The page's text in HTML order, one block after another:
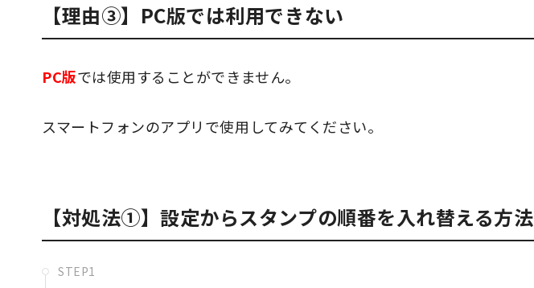
【理由③】PC版では利用できない
PC版では使用することができません。
スマートフォンのアプリで使用してみてください。
【対処法①】設定からスタンプの順番を入れ替える方法
STEP1